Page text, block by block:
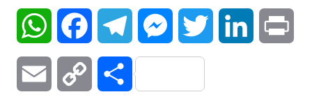
WhatsAppFacebookTelegramMessengerTwitter LinkedIn
Email Copy Compartilhar